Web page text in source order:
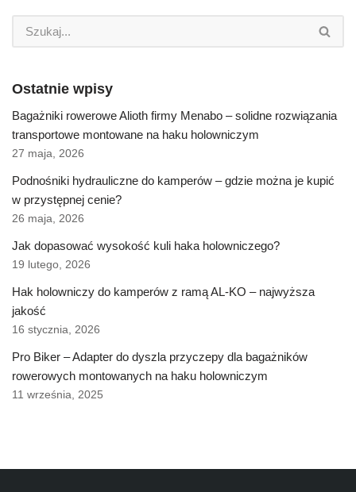
Ostatnie wpisy
Bagażniki rowerowe Alioth firmy Menabo – solidne rozwiązania
transportowe montowane na haku holowniczym
27 maja, 2026
Podnośniki hydrauliczne do kamperów – gdzie można je kupić
w przystępnej cenie?
26 maja, 2026
Jak dopasować wysokość kuli haka holowniczego?
19 lutego, 2026
Hak holowniczy do kamperów z ramą AL-KO – najwyższa
jakość
16 stycznia, 2026
Pro Biker – Adapter do dyszla przyczepy dla bagażników
rowerowych montowanych na haku holowniczym
11 września, 2025